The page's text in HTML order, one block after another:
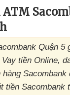
Quận 5
tiền Online,
hàng Sacombank
tiền Sacombank